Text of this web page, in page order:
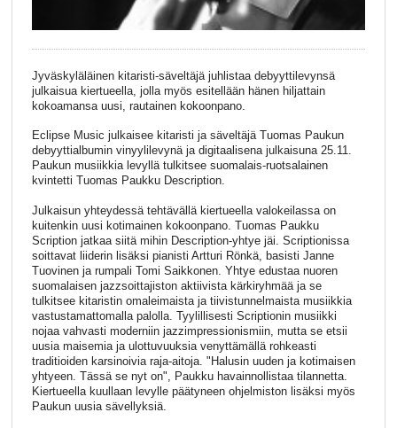
Jyväskyläläinen kitaristi-säveltäjä juhlistaa debyyttilevynsä
julkaisua kiertueella, jolla myös esitellään hänen hiljattain
kokoamansa uusi, rautainen kokoonpano.
Eclipse Music julkaisee kitaristi ja säveltäjä Tuomas Paukun
debyyttialbumin vinyylilevynä ja digitaalisena julkaisuna 25.11.
Paukun musiikkia levyllä tulkitsee suomalais-ruotsalainen
kvintetti Tuomas Paukku Description.
Julkaisun yhteydessä tehtävällä kiertueella valokeilassa on
kuitenkin uusi kotimainen kokoonpano. Tuomas Paukku
Scription jatkaa siitä mihin Description-yhtye jäi. Scriptionissa
soittavat liiderin lisäksi pianisti Artturi Rönkä, basisti Janne
Tuovinen ja rumpali Tomi Saikkonen. Yhtye edustaa nuoren
suomalaisen jazzsoittajiston aktiivista kärkiryhmää ja se
tulkitsee kitaristin omaleimaista ja tiivistunnelmaista musiikkia
vastustamattomalla palolla. Tyylillisesti Scriptionin musiikki
nojaa vahvasti moderniin jazzimpressionismiin, mutta se etsii
uusia maisemia ja ulottuvuuksia venyttämällä rohkeasti
traditioiden karsinoivia raja-aitoja. "Halusin uuden ja kotimaisen
yhtyeen. Tässä se nyt on", Paukku havainnollistaa tilannetta.
Kiertueella kuullaan levylle päätyneen ohjelmiston lisäksi myös
Paukun uusia sävellyksiä.